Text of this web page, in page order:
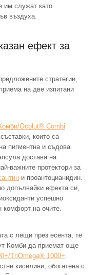
им служат като
въздуха.
ефект за
стратегии,
на две изпитани
Ocolut® Combi
които са
пигментна и съдова
доставя на
важните протектори за
и проантоцианидин.
допълвайки ефекта си,
успешно
комфорт на очите.
с лещи през есента, те
Комби да приемат още
TriOmega® 1000+
киселини, обогатена с